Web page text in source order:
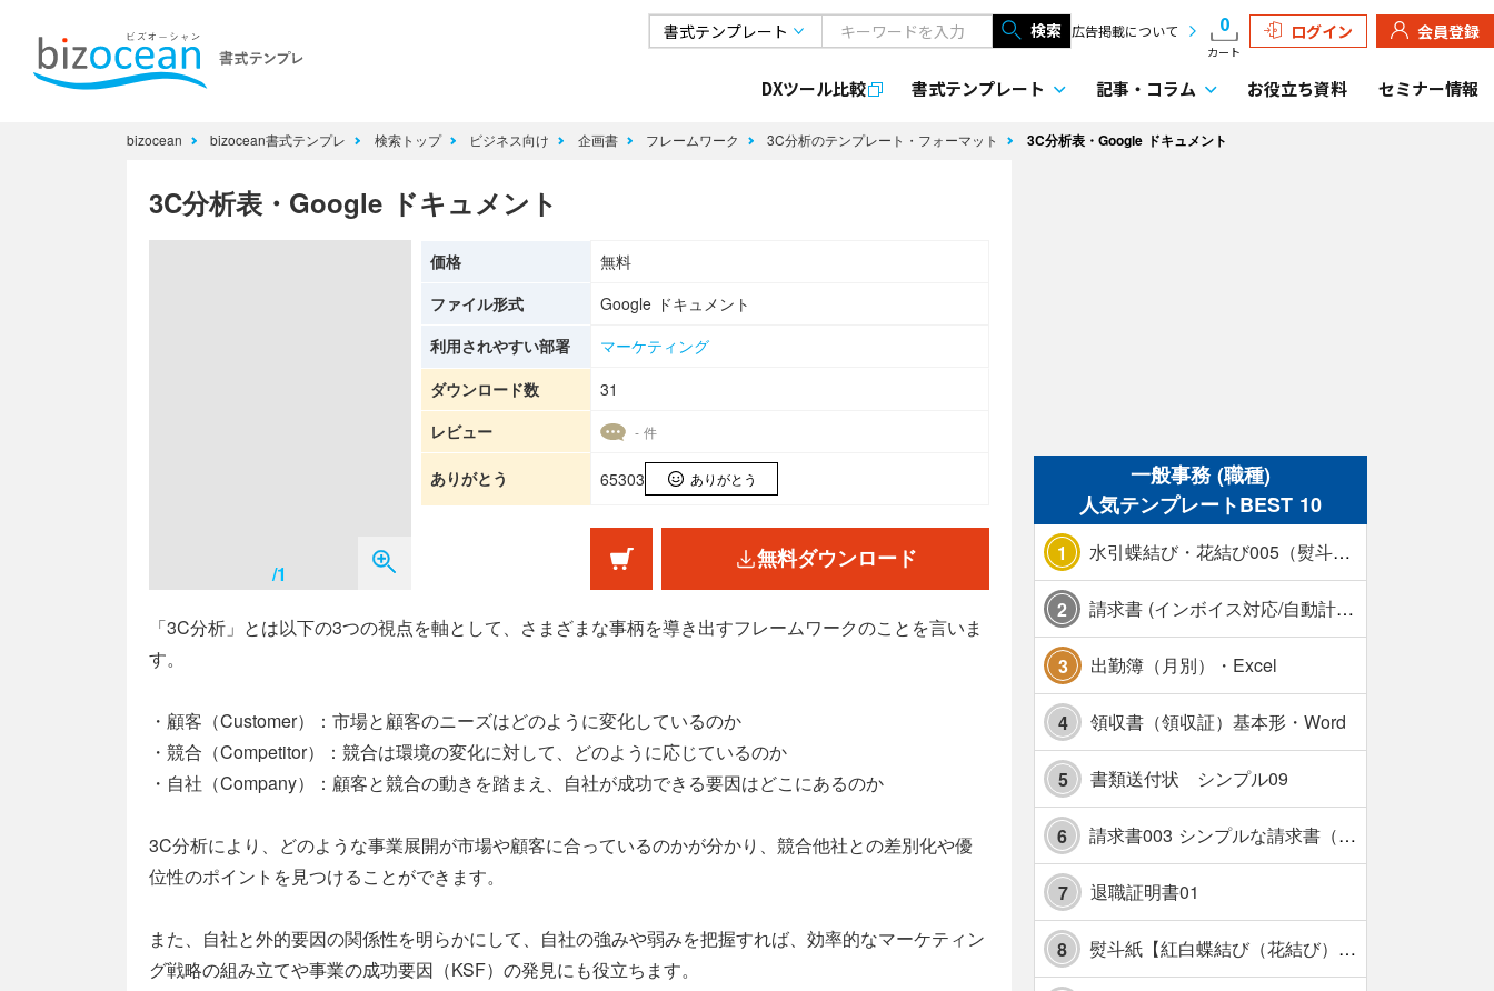
検索 広告掲載について 0
カート
ログイン 会員登録
DXツール比較 書式テンプレート 記事・ コラム お役立ち資料 セミナー情報
bizocean bizocean書式テンプレ 検索トップ ビジネス向け 企画書 フレームワーク 3C分析のテンプレート・フォーマット 3C分析表・Google ドキュメント
3C分析表・Google ドキュメント
/1
価格
無料
ファイル形式
Google ドキュメント
利用されやすい部署
マーケティング
ダウンロード数
31
レビュー
- 件
ありがとう 65303 ありがとう
無料ダウンロード
「3C分析」とは以下の3つの視点を軸として、さまざまな事柄を導き出すフレームワークのことを言いま
す。
・顧客（Customer）：市場と顧客のニーズはどのように変化しているのか
・競合（Competitor）：競合は環境の変化に対して、どのように応じているのか
・自社（Company）：顧客と競合の動きを踏まえ、自社が成功できる要因はどこにあるのか
3C分析により、どのような事業展開が市場や顧客に合っているのかが分かり、競合他社との差別化や優
位性のポイントを見つけることができます。
また、自社と外的要因の関係性を明らかにして、自社の強みや弱みを把握すれば、効率的なマーケティン
グ戦略の組み立てや事業の成功要因（KSF）の発見にも役立ちます。
一般事務 (職種)
人気テンプレートBEST 10
1 水引蝶結び・花結び005（熨斗あり）
2 請求書 (インボイス対応/自動計算/A4 縦) カラー 使い方解説あり
3 出勤簿（月別）・Excel
4 領収書（領収証）基本形・Word
5 書類送付状 シンプル09
6 請求書003 シンプルな請求書（消費税10％対応）
7 退職証明書01
8 熨斗紙【紅白蝶結び（花結び）・水引7本】・Excel